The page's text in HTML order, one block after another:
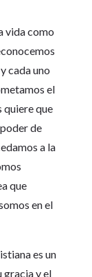
vida como
cada uno
el
quiere que
de
a la
que
en el
es un
gracia y el